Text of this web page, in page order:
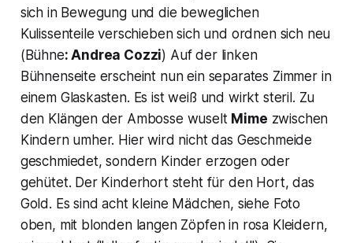
sich in Bewegung und die beweglichen
Kulissenteile verschieben sich und ordnen sich neu
(Bühne: Andrea Cozzi) Auf der linken
Bühnenseite erscheint nun ein separates Zimmer in
einem Glaskasten. Es ist weiß und wirkt steril. Zu
den Klängen der Ambosse wuselt Mime zwischen
Kindern umher. Hier wird nicht das Geschmeide
geschmiedet, sondern Kinder erzogen oder
gehütet. Der Kinderhort steht für den Hort, das
Gold. Es sind acht kleine Mädchen, siehe Foto
oben, mit blonden langen Zöpfen in rosa Kleidern,